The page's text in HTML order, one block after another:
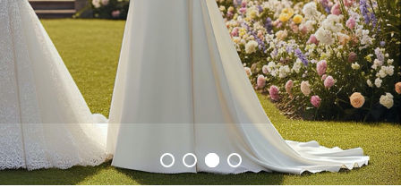
Kreieren Sie Ihr einzigartiges Kleid